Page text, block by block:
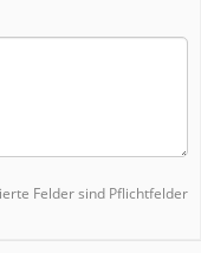
Felder sind Pflichtfelder